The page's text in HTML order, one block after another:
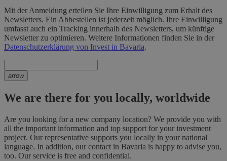
Mit der Anmeldung erteilen Sie Ihre Einwilligung zum Erhalt des
Newsletters. Ein Abbestellen ist jederzeit möglich. Ihre Einwilligung
umfasst auch ein Tracking innerhalb des Newsletters, um künftige
Newsletter zu optimieren. Weitere Informationen finden Sie in der
Datenschutzerklärung von Invest in Bavaria.
arrow
We are there for you locally, worldwide
Are you looking for a new company location? We provide you with
all the important information and top support for your investment
project. Our representative supports you locally in your national
language. In addition, our contact in Bavaria is happy to advise you,
too. Our service is free and confidential.